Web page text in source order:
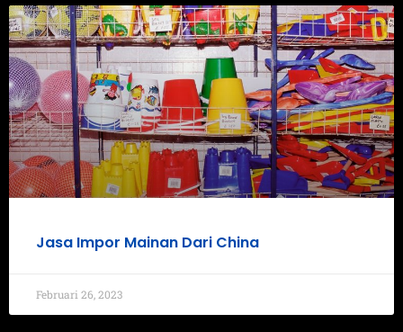
Jasa Impor Mainan Dari China
Februari 26, 2023